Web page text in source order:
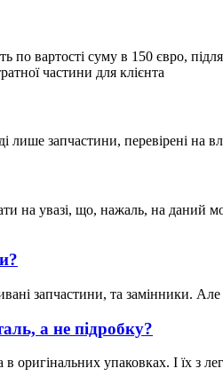
по вартості суму в 150 євро,
частини для клієнта
запчастини, перевірені на
увазі, що, нажаль, на даний
запчастини, та замінники. Але
а не підробку?
упаковках. І їх з